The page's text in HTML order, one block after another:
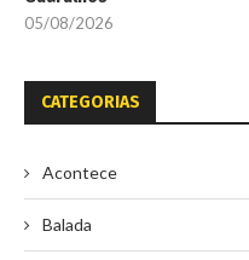
05/08/2026
CATEGORIAS
Acontece
Balada